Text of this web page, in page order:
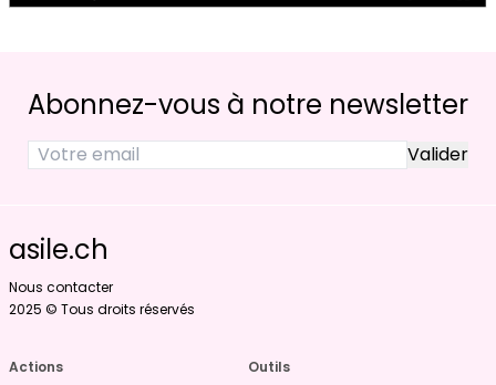
Abonnez-vous à notre newsletter
asile.ch
Nous contacter
2025 © Tous droits réservés
Actions Outils